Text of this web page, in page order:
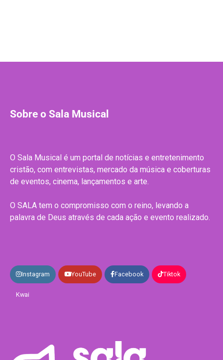
Sobre o Sala Musical
O Sala Musical é um portal de notícias e entretenimento
cristão, com entrevistas, mercado da música e coberturas
de eventos, cinema, lançamentos e arte.
O SALA tem o compromisso com o reino, levando a
palavra de Deus através de cada ação e evento realizado.
Instagram YouTube Facebook Tiktok
Kwai